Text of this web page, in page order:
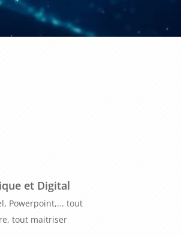
et Digital
Powerpoint,... tout
tout maitriser